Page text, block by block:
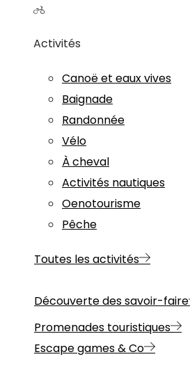
Activités
Canoë et eaux vives
Baignade
Randonnée
Vélo
À cheval
Activités nautiques
Oenotourisme
Pêche
Toutes les activités
Découverte des savoir-faire
Promenades touristiques
Escape games & Co